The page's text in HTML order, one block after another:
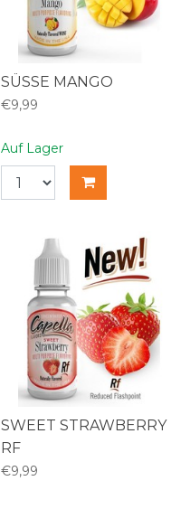
SÜSSE MANGO
€9,99
Auf Lager
SWEET STRAWBERRY
RF
€9,99